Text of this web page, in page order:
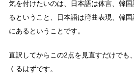
気を付けたいのは、日本語は体言、韓
るということ、日本語は湾曲表現、韓
にあるということです。
直訳してからこの2点を見直すだけでも
くるはずです。